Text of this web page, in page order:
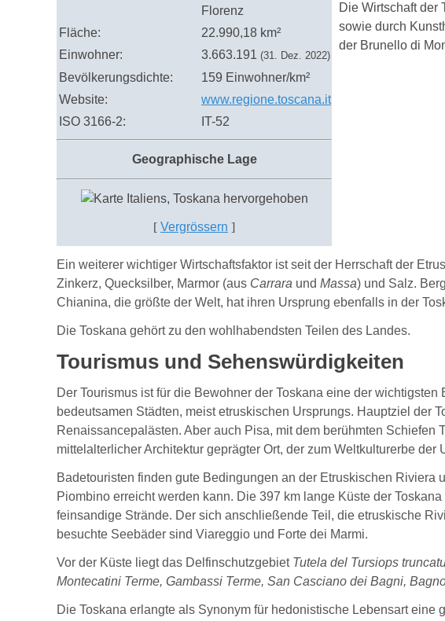
Florenz
Fläche:
22.990,18 km²
Einwohner:
3.663.191 (31. Dez. 2022)
Bevölkerungsdichte:
159 Einwohner/km²
Website:
www.regione.toscana.it
ISO 3166-2:
IT-52
Geographische Lage
[ Vergrössern ]
Die Wirtschaft der
sowie durch
der Brunello di
Ein weiterer wichtiger Wirtschaftsfaktor ist seit der Herrschaft der
Zinkerz, Quecksilber, Marmor (aus Carrara und Massa) und Salz.
Chianina, die größte der Welt, hat ihren Ursprung ebenfalls in der
Die Toskana gehört zu den wohlhabendsten Teilen des Landes.
Tourismus und Sehenswürdigkeiten
Der Tourismus ist für die Bewohner der Toskana eine der
bedeutsamen Städten, meist etruskischen Ursprungs. Hauptziel der
Renaissancepalästen. Aber auch Pisa, mit dem berühmten
mittelalterlicher Architektur geprägter Ort, der zum Weltkulturerbe
Badetouristen finden gute Bedingungen an der Etruskischen
Piombino erreicht werden kann. Die 397 km lange Küste der
feinsandige Strände. Der sich anschließende Teil, die etruskische
besuchte Seebäder sind Viareggio und Forte dei Marmi.
Vor der Küste liegt das Delfinschutzgebiet Tutela del Tursiops
Montecatini Terme, Gambassi Terme, San Casciano dei Bagni,
Die Toskana erlangte als Synonym für hedonistische Lebensart